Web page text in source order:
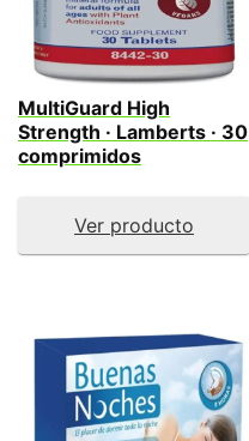
MultiGuard High
Strength · Lamberts · 30
comprimidos
Ver producto